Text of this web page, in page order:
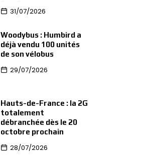
31/07/2026
Woodybus : Humbird a
déjà vendu 100 unités
de son vélobus
29/07/2026
Hauts-de-France : la 2G
totalement
débranchée dès le 20
octobre prochain
28/07/2026